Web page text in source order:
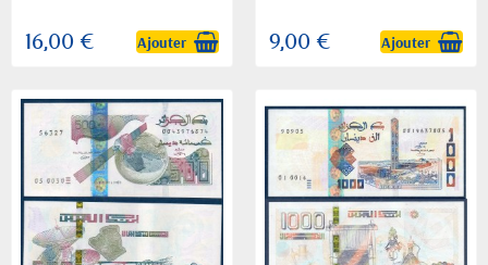
16,00 € Ajouter 9,00 € Ajouter